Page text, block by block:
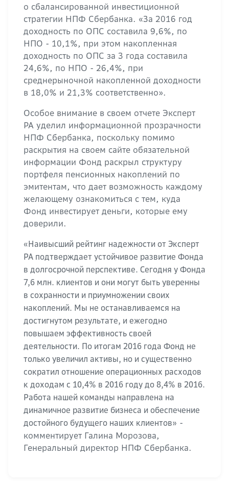
о сбалансированной инвестиционной
стратегии НПФ Сбербанка. «За 2016 год
доходность по ОПС составила 9,6%, по
НПО - 10,1%, при этом накопленная
доходность по ОПС за 3 года составила
24,6%, по НПО - 26,4%, при
среднерыночной накопленной доходности
в 18,0% и 21,3% соответственно».
Особое внимание в своем отчете Эксперт
РА уделил информационной прозрачности
НПФ Сбербанка, поскольку помимо
раскрытия на своем сайте обязательной
информации Фонд раскрыл структуру
портфеля пенсионных накоплений по
эмитентам, что дает возможность каждому
желающему ознакомиться с тем, куда
Фонд инвестирует деньги, которые ему
доверили.
«Наивысший рейтинг надежности от Эксперт
РА подтверждает устойчивое развитие Фонда
в долгосрочной перспективе. Сегодня у Фонда
7,6 млн. клиентов и они могут быть уверенны
в сохранности и приумножении своих
накоплений. Мы не останавливаемся на
достигнутом результате, и ежегодно
повышаем эффективность своей
деятельности. По итогам 2016 года Фонд не
только увеличил активы, но и существенно
сократил отношение операционных расходов
к доходам с 10,4% в 2016 году до 8,4% в 2016.
Работа нашей команды направлена на
динамичное развитие бизнеса и обеспечение
достойного будущего наших клиентов» -
комментирует Галина Морозова,
Генеральный директор НПФ Сбербанка.